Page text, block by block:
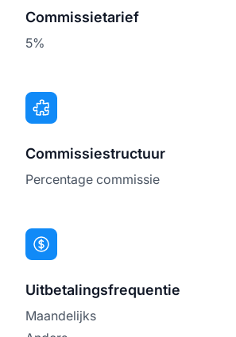
Commissietarief
5%
Commissiestructuur
Percentage commissie
Uitbetalingsfrequentie
Maandelijks